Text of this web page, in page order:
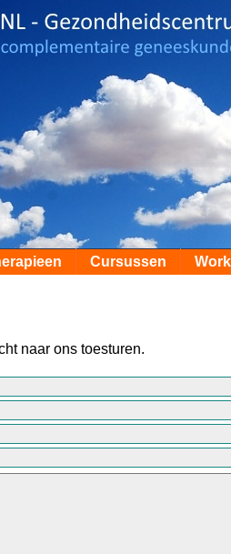
Cursussen
naar ons toesturen.